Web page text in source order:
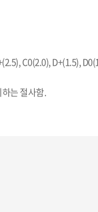
C0(2.0), D+(1.5),
는 절사함.